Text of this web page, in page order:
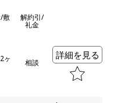
敷 解約引/
礼金
ヶ 相談
詳細を見る